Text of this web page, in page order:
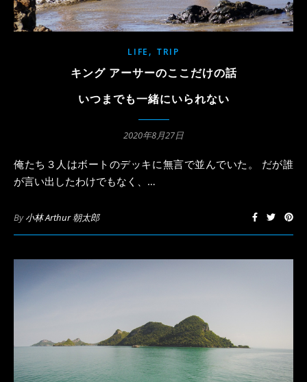
LIFE , TRIP
キング アーサーのここだけの話
いつまでも一緒にいられない
2020年8月27日
俺たち３人はボートのデッキに無言で並んでいた。 だが誰
が言い出したわけでもなく、…
By小林 Arthur 朝太郎